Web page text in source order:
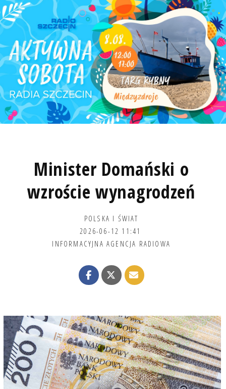
Minister Domański o
wzroście wynagrodzeń
POLSKA I ŚWIAT
2026-06-12 11:41
INFORMACYJNA AGENCJA RADIOWA